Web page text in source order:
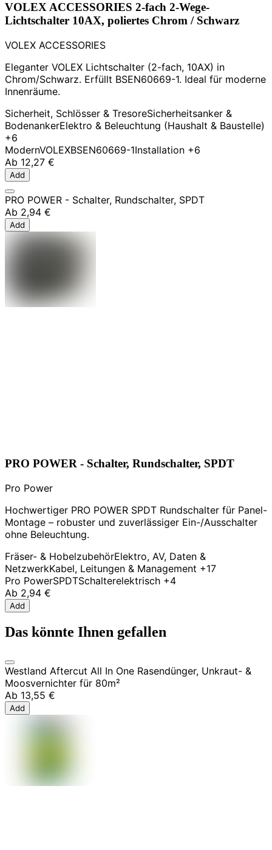
VOLEX ACCESSORIES 2-fach 2-Wege-
Lichtschalter 10AX, poliertes Chrom / Schwarz
VOLEX ACCESSORIES
Eleganter VOLEX Lichtschalter (2-fach, 10AX) in
Chrom/Schwarz. Erfüllt BSEN60669-1. Ideal für moderne
Innenräume.
Sicherheit, Schlösser & TresoreSicherheitsanker &
BodenankerElektro & Beleuchtung (Haushalt & Baustelle)
+6
ModernVOLEXBSEN60669-1Installation +6
Ab 12,27 €
Add
PRO POWER - Schalter, Rundschalter, SPDT
Ab 2,94 €
Add
PRO POWER - Schalter, Rundschalter, SPDT
Pro Power
Hochwertiger PRO POWER SPDT Rundschalter für Panel-
Montage – robuster und zuverlässiger Ein-/Ausschalter
ohne Beleuchtung.
Fräser- & HobelzubehörElektro, AV, Daten &
NetzwerkKabel, Leitungen & Management +17
Pro PowerSPDTSchalterelektrisch +4
Ab 2,94 €
Add
Das könnte Ihnen gefallen
Westland Aftercut All In One Rasendünger, Unkraut- &
Moosvernichter für 80m²
Ab 13,55 €
Add